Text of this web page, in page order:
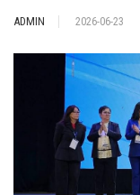
ADMIN 2026-06-23